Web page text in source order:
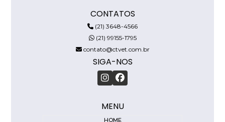
CONTATOS
(21) 3648-4566
(21) 99155-1795
contato@ctvet.com.br
SIGA-NOS
MENU
HOME